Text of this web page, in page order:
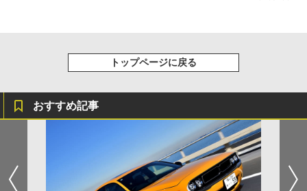
トップページに戻る
おすすめ記事